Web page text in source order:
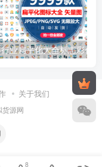
关于我们
货源网
8